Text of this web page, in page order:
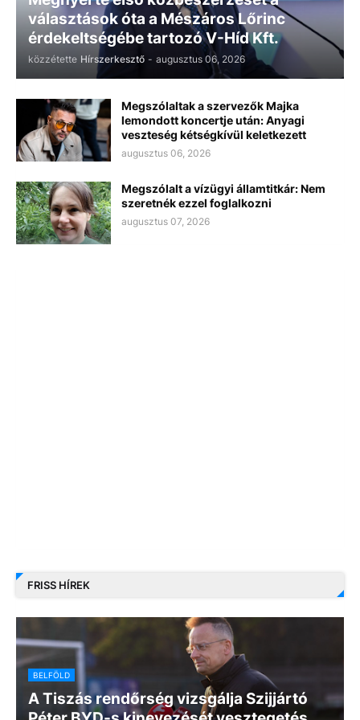
választások óta a Mészáros Lőrinc
érdekeltségébe tartozó V-Híd Kft.
közzétette Hírszerkesztő - augusztus 06, 2026
Megszólaltak a szervezők Majka
lemondott koncertje után: Anyagi
veszteség kétségkívül keletkezett
augusztus 06, 2026
Megszólalt a vízügyi államtitkár: Nem
szeretnék ezzel foglalkozni
augusztus 07, 2026
FRISS HÍREK
BELFÖLD
A Tiszás rendőrség vizsgálja Szijjártó